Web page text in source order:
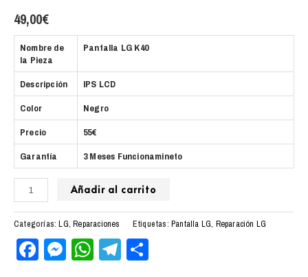
49,00€
Nombre de
la Pieza
Pantalla LG K40
Descripción
IPS LCD
Color
Negro
Precio
55€
Garantía
3 Meses Funcionamineto
Añadir al carrito
Categorías:LG,Reparaciones Etiquetas:Pantalla LG, Reparación LG
Facebook
Messenger
WhatsApp
Telegram